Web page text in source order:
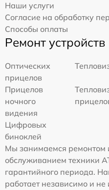
Наши услуги
Согласие на обработку
Способы оплаты
Ремонт устройств
Оптических
прицелов
Прицелов
ночного
видения
Цифровых
биноклей
Мы занимаемся ремонтом
обслуживанием техники
гарантийного периода.
работает независимо и